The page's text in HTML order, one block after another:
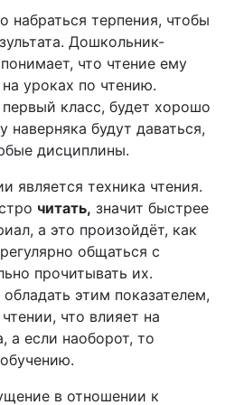
набраться терпения, чтобы
Дошкольник-
что чтение ему
уроках по чтению.
класс, будет хорошо
будут даваться,
дисциплины.
является техника чтения.
читать, значит быстрее
а это произойдёт, как
общаться с
прочитывать их.
обладать этим показателем,
что влияет на
а если наоборот, то
в отношении к